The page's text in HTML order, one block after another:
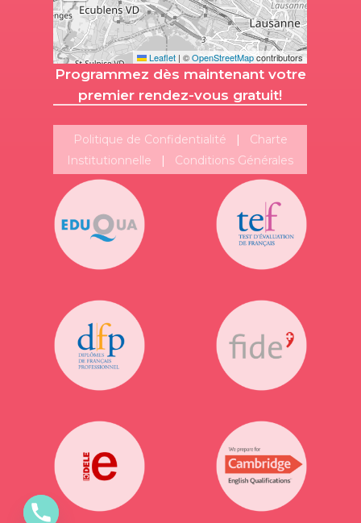
Plus de publications Suivez-nous!
Leaflet | ©OpenStreetMapcontributors
Programmez dès maintenant votre
premier rendez-vous gratuit!
Politique de Confidentialité | Charte
Institutionnelle | Conditions Générales